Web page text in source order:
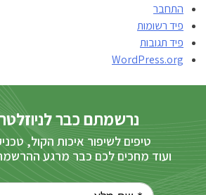
התחבר
פיד רשומות
פיד תגובות
WordPress.org
נרשמתם כבר
טיפים לשיפור איכות הקול,
ועוד מחכים לכם כבר מרגע